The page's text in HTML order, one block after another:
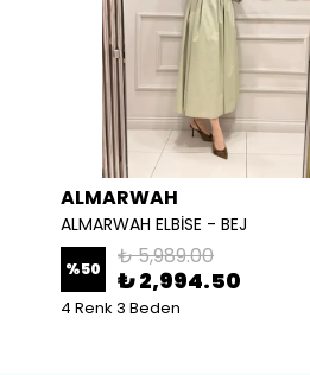
ALMARWAH
ALMARWAH ELBİSE - BEJ
%50 ₺ 5,989.00
₺ 2,994.50
4 Renk 3 Beden